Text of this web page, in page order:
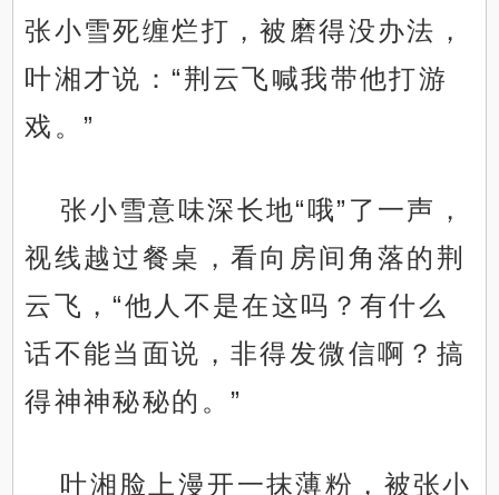
张小雪死缠烂打，被磨得没办法，
叶湘才说：“荆云飞喊我带他打游
戏。”
张小雪意味深长地“哦”了一声，
视线越过餐桌，看向房间角落的荆
云飞，“他人不是在这吗？有什么
话不能当面说，非得发微信啊？搞
得神神秘秘的。”
叶湘脸上漫开一抹薄粉，被张小